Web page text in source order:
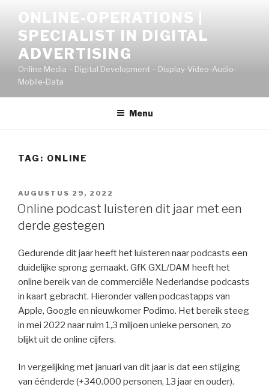
inhoud
springen
ONLINE-OPERATIONS |
SPECIALIST IN DIGITAL
ADVERTISING
Online Media – Digital Development – Display-Video-Audio-
Mobile-Data
Menu
TAG: ONLINE
GEPLAATST
OP
AUGUSTUS 29, 2022
Online podcast luisteren dit jaar met een
derde gestegen
Gedurende dit jaar heeft het luisteren naar podcasts een
duidelijke sprong gemaakt. GfK GXL/DAM heeft het
online bereik van de commerciële Nederlandse podcasts
in kaart gebracht. Hieronder vallen podcastapps van
Apple, Google en nieuwkomer Podimo. Het bereik steeg
in mei 2022 naar ruim 1,3 miljoen unieke personen, zo
blijkt uit de online cijfers.
In vergelijking met januari van dit jaar is dat een stijging
van éénderde (+340.000 personen, 13 jaar en ouder).